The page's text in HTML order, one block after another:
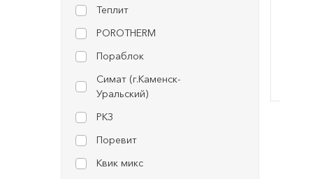
Теплит
POROTHERM
Пораблок
Симат (г.Каменск-
Уральский)
РКЗ
Поревит
Квик микс